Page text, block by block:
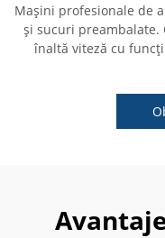
Mașini profesionale de
și sucuri preambalate.
înaltă viteză cu